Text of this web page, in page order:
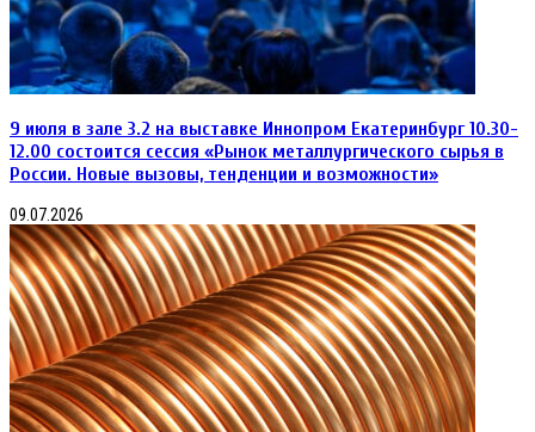
9 июля в зале 3.2 на выставке Иннопром Екатеринбург 10.30-
12.00 состоится сессия «Рынок металлургического сырья в
России. Новые вызовы, тенденции и возможности»
09.07.2026